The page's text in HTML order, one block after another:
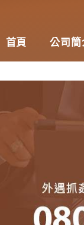
領徵信領
首頁 公司簡